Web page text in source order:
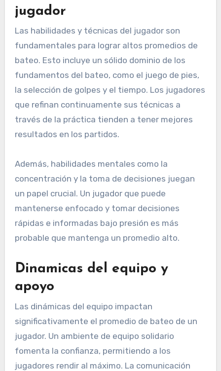
jugador
Las habilidades y técnicas del jugador son
fundamentales para lograr altos promedios de
bateo. Esto incluye un sólido dominio de los
fundamentos del bateo, como el juego de pies,
la selección de golpes y el tiempo. Los jugadores
que refinan continuamente sus técnicas a
través de la práctica tienden a tener mejores
resultados en los partidos.
Además, habilidades mentales como la
concentración y la toma de decisiones juegan
un papel crucial. Un jugador que puede
mantenerse enfocado y tomar decisiones
rápidas e informadas bajo presión es más
probable que mantenga un promedio alto.
Dinamicas del equipo y
apoyo
Las dinámicas del equipo impactan
significativamente el promedio de bateo de un
jugador. Un ambiente de equipo solidario
fomenta la confianza, permitiendo a los
jugadores rendir al máximo. La comunicación